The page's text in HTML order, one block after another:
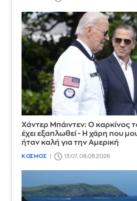
Χάντερ Μπάιντεν: Ο καρκίνος
έχει εξαπλωθεί - Η χάρη που
ήταν καλή για την Αμερική
ΚΟΣΜΟΣ 13:07, 08.08.2026